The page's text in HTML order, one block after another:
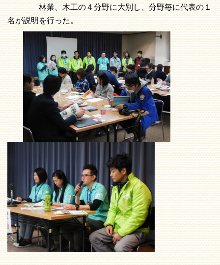
林業、木工の４分野に大別し、分野毎に代表の１
名が説明を行った。